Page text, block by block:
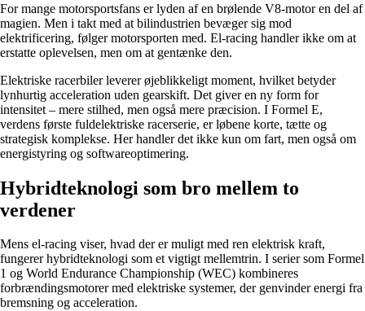
For mange motorsportsfans er lyden af en brølende V8-motor en del af
magien. Men i takt med at bilindustrien bevæger sig mod
elektrificering, følger motorsporten med. El-racing handler ikke om at
erstatte oplevelsen, men om at gentænke den.
Elektriske racerbiler leverer øjeblikkeligt moment, hvilket betyder
lynhurtig acceleration uden gearskift. Det giver en ny form for
intensitet – mere stilhed, men også mere præcision. I Formel E,
verdens første fuldelektriske racerserie, er løbene korte, tætte og
strategisk komplekse. Her handler det ikke kun om fart, men også om
energistyring og softwareoptimering.
Hybridteknologi som bro mellem to
verdener
Mens el-racing viser, hvad der er muligt med ren elektrisk kraft,
fungerer hybridteknologi som et vigtigt mellemtrin. I serier som Formel
1 og World Endurance Championship (WEC) kombineres
forbrændingsmotorer med elektriske systemer, der genvinder energi fra
bremsning og acceleration.